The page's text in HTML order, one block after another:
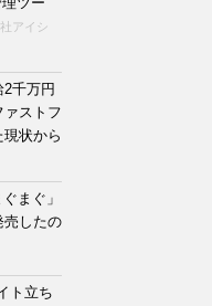
社アイシ
千万円
ァストフ
状から
まぐ」
売したの
ト立ち